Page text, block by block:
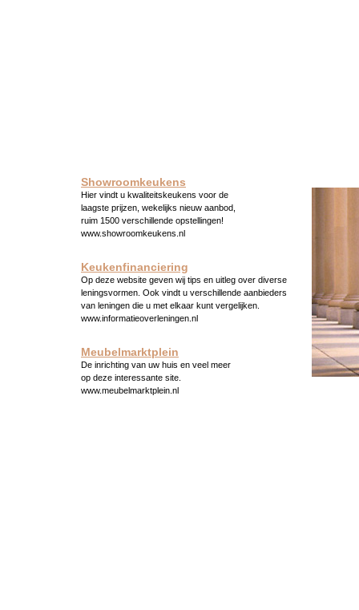
Showroomkeukens
Hier vindt u kwaliteitskeukens voor de
laagste prijzen, wekelijks nieuw aanbod,
ruim 1500 verschillende opstellingen!
www.showroomkeukens.nl
Keukenfinanciering
Op deze website geven wij tips en uitleg over diverse
leningsvormen. Ook vindt u verschillende aanbieders
van leningen die u met elkaar kunt vergelijken.
www.informatieoverleningen.nl
Meubelmarktplein
De inrichting van uw huis en veel meer
op deze interessante site.
www.meubelmarktplein.nl